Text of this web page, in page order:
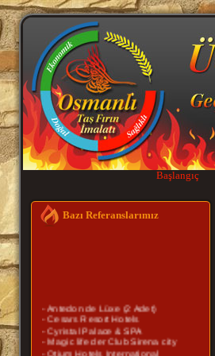
Başlangıç
Bazı Referanslarımız
- Cyristal Palace & SPA
- Magic life der Club Sirena city
- Otium Hotels International
- Rixos